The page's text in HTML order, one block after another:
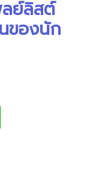
ย์ลิสต์
ของนัก